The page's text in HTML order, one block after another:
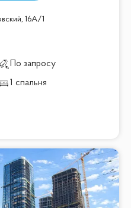
16А/1
По запросу
1 спальня